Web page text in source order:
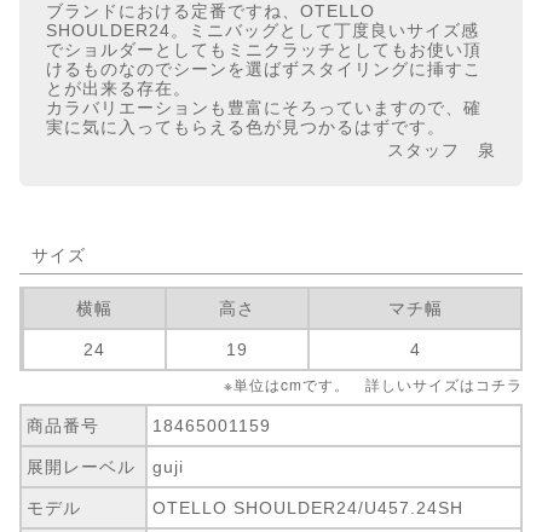
ブランドにおける定番ですね、OTELLO
SHOULDER24。ミニバッグとして丁度良いサイズ感
でショルダーとしてもミニクラッチとしてもお使い頂
けるものなのでシーンを選ばずスタイリングに挿すこ
とが出来る存在。
カラバリエーションも豊富にそろっていますので、確
実に気に入ってもらえる色が見つかるはずです。
スタッフ 泉
サイズ
横幅 高さ マチ幅
24 19 4
※単位はcmです。 詳しいサイズは コチラ
商品番号 18465001159
展開レーベル guji
モデル OTELLO SHOULDER24/U457.24SH